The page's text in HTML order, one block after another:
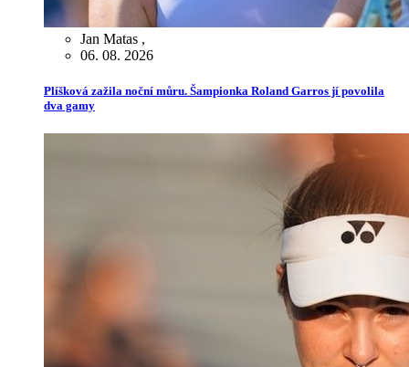
Jan Matas ,
06. 08. 2026
Plíšková zažila noční můru. Šampionka Roland Garros jí povolila
dva gamy